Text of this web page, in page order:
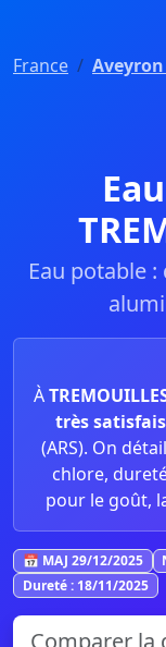
France Aveyron
Eau potable
À
très
(ARS). On
chlore,
pour le goût,
📅 MAJ 29/12/2025
Dureté : 18/11/2025